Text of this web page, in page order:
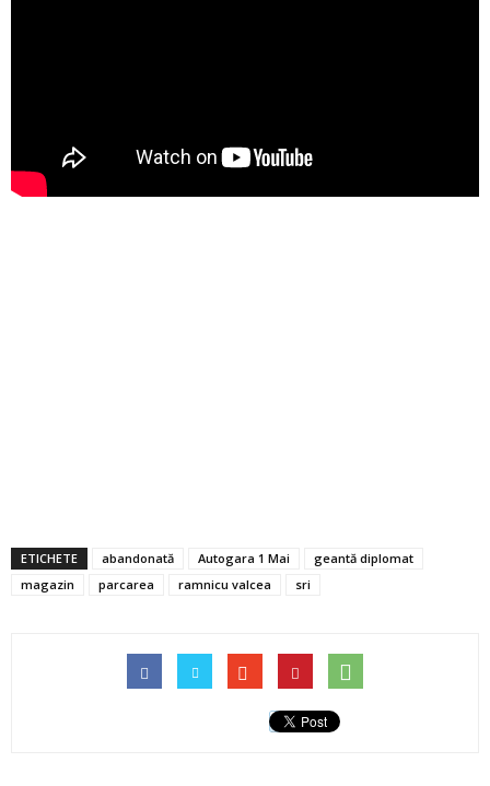
ETICHETE abandonată Autogara 1 Mai
geantă diplomat
magazin
parcarea ramnicu valcea sri